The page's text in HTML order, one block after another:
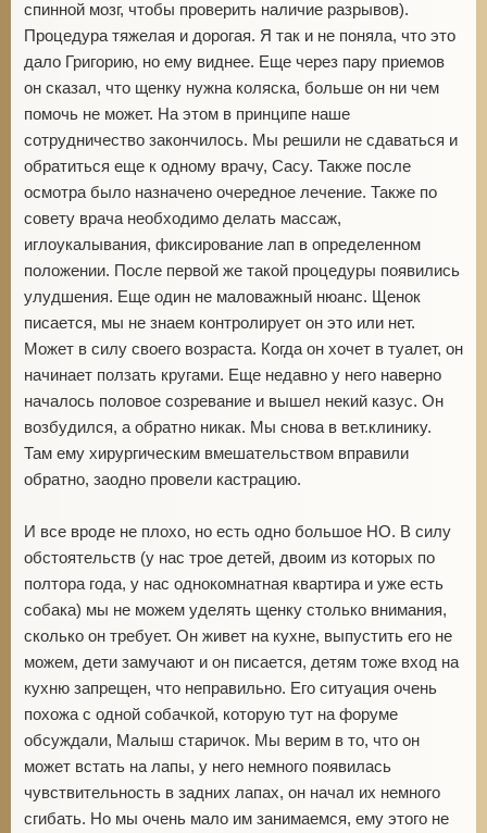
спинной мозг, чтобы проверить наличие разрывов).
Процедура тяжелая и дорогая. Я так и не поняла, что это
дало Григорию, но ему виднее. Еще через пару приемов
он сказал, что щенку нужна коляска, больше он ни чем
помочь не может. На этом в принципе наше
сотрудничество закончилось. Мы решили не сдаваться и
обратиться еще к одному врачу, Сасу. Также после
осмотра было назначено очередное лечение. Также по
совету врача необходимо делать массаж,
иглоукалывания, фиксирование лап в определенном
положении. После первой же такой процедуры появились
улудшения. Еще один не маловажный нюанс. Щенок
писается, мы не знаем контролирует он это или нет.
Может в силу своего возраста. Когда он хочет в туалет, он
начинает ползать кругами. Еще недавно у него наверно
началось половое созревание и вышел некий казус. Он
возбудился, а обратно никак. Мы снова в вет.клинику.
Там ему хирургическим вмешательством вправили
обратно, заодно провели кастрацию.
И все вроде не плохо, но есть одно большое НО. В силу
обстоятельств (у нас трое детей, двоим из которых по
полтора года, у нас однокомнатная квартира и уже есть
собака) мы не можем уделять щенку столько внимания,
сколько он требует. Он живет на кухне, выпустить его не
можем, дети замучают и он писается, детям тоже вход на
кухню запрещен, что неправильно. Его ситуация очень
похожа с одной собачкой, которую тут на форуме
обсуждали, Малыш старичок. Мы верим в то, что он
может встать на лапы, у него немного появилась
чувствительность в задних лапах, он начал их немного
сгибать. Но мы очень мало им занимаемся, ему этого не